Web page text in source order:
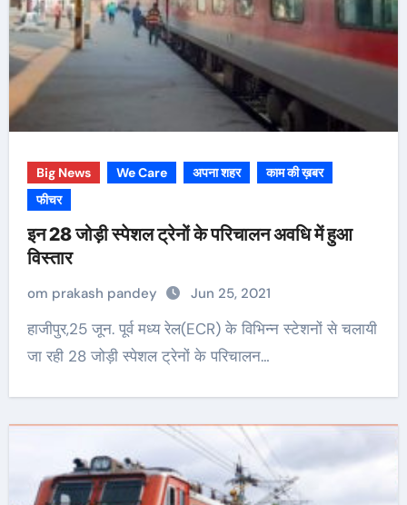
Big News We Care अपना शहर
काम की ख़बर
फीचर
इन 28 जोड़ी स्पेशल ट्रेनों के परिचालन अवधि में हुआ
विस्तार
om prakash pandey Jun 25, 2021
हाजीपुर,25 जून. पूर्व मध्य रेल(ECR) के विभिन्न स्टेशनों से चलायी
जा रही 28 जोड़ी स्पेशल ट्रेनों के परिचालन…